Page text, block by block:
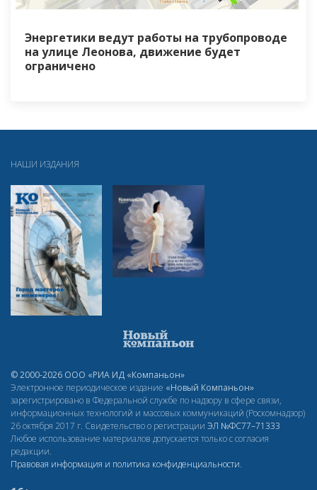
Энергетики ведут работы на трубопроводе
на улице Леонова, движение будет
ограничено
НАШИ ИЗДАНИЯ
© 2000-2026 ООО «РИА ИД «Компаньон»
Электронное периодическое издание «Новый Компаньон»
зарегистрировано в Федеральной службе по надзору в сфере связи,
информационных технологий и массовых коммуникаций (Роскомнадзор)
26 октября 2017 г. Свидетельство о регистрации ЭЛ №ФС77–71333
Любое использование материалов допускается только с согласия
редакции.
Правовая информация и политика конфиденциальности.